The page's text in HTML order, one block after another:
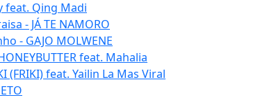
feat. Qing Madi
- JÁ TE NAMORO
- GAJO MOLWENE
feat. Mahalia
(FRIKI) feat. Yailin La Mas Viral